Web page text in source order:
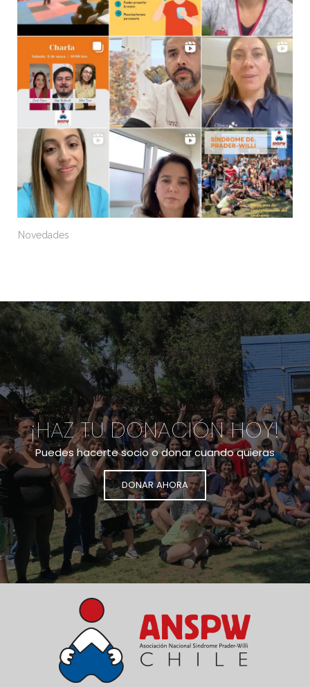
Novedades
¡HAZ TU DONACIÓN HOY!
Puedes hacerte socio o donar cuando quieras
DONAR AHORA